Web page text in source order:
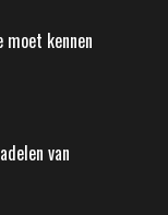
moet kennen
van